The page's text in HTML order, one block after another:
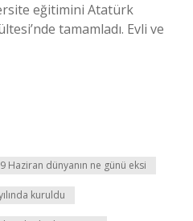
eğitimini Atatürk
tamamladı. Evli ve
9 Haziran dünyanın ne günü eksi
kuruldu